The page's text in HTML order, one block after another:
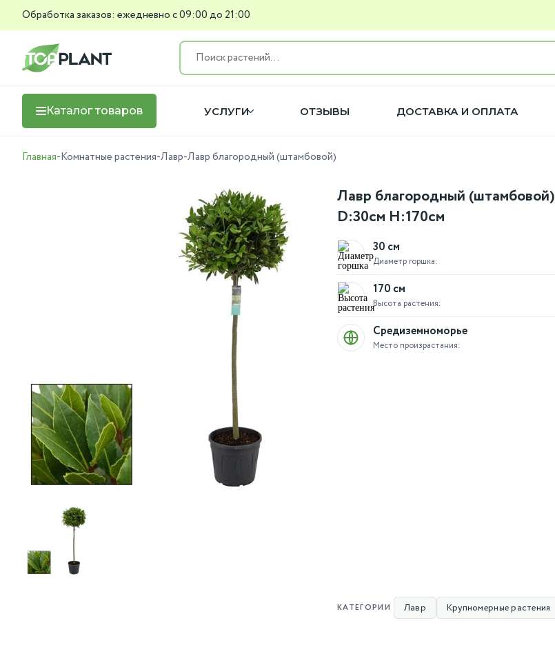
Обработка заказов: ежедневно с 09:00 до 21:00
Каталог товаров УСЛУГИ ОТЗЫВЫ ДОСТАВКА И ОПЛАТА
Главная-Комнатные растения-Лавр-Лавр благородный (штамбовой)
Лавр благородный (штамбовой)
D:30см H:170см
Диаметр горшка:
30 см
Высота растения:
170 см
Место произрастания:
Средиземноморье
КАТЕГОРИИ Лавр Крупномерные растения